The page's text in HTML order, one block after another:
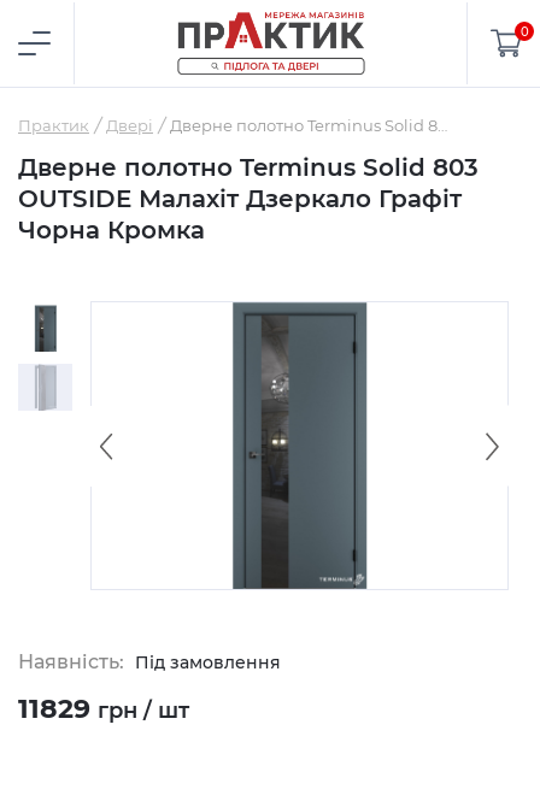
0
Практик Двері
Дверне полотно Terminus Solid 803
OUTSIDE Малахіт Дзеркало Графіт
Чорна Кромка
Наявність: Під замовлення
11829 грн / шт